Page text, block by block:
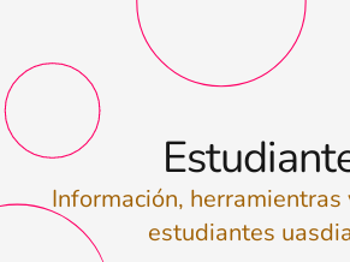
Información, herramientras
estudiantes